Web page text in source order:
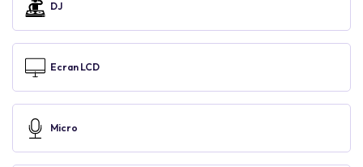
DJ
Ecran LCD
Micro